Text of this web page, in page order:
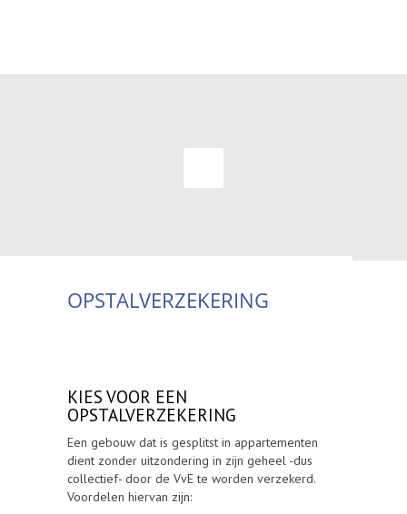
OPSTALVERZEKERING
KIES VOOR EEN
OPSTALVERZEKERING
Een gebouw dat is gesplitst in appartementen
dient zonder uitzondering in zijn geheel -dus
collectief- door de VvE te worden verzekerd.
Voordelen hiervan zijn: